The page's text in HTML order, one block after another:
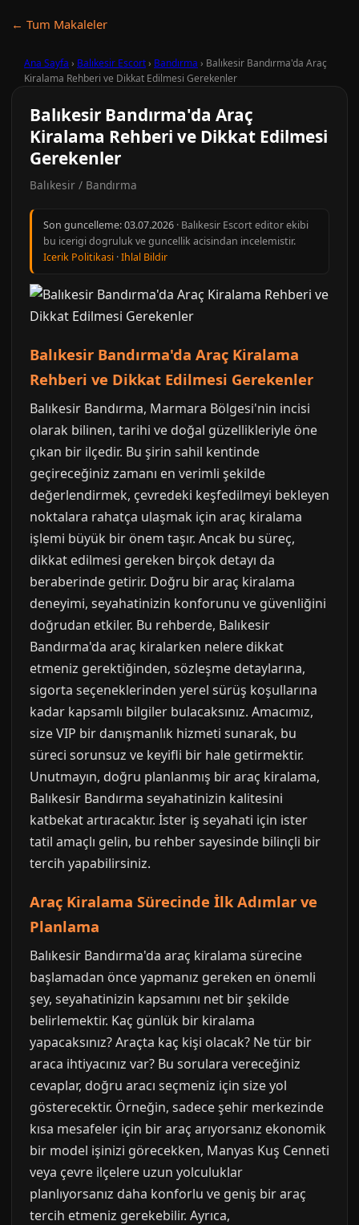
← Tum Makaleler
Ana Sayfa › Balıkesir Escort› Bandırma › Balıkesir Bandırma'da Araç
Kiralama Rehberi ve Dikkat Edilmesi Gerekenler
Balıkesir Bandırma'da Araç
Kiralama Rehberi ve Dikkat Edilmesi
Gerekenler
Balıkesir / Bandırma
Son guncelleme:03.07.2026 · Balıkesir Escort editor ekibi
bu icerigi dogruluk ve guncellik acisindan incelemistir.
Icerik Politikasi ·Ihlal Bildir
Balıkesir Bandırma'da Araç Kiralama
Rehberi ve Dikkat Edilmesi Gerekenler
Balıkesir Bandırma, Marmara Bölgesi'nin incisi
olarak bilinen, tarihi ve doğal güzellikleriyle öne
çıkan bir ilçedir. Bu şirin sahil kentinde
geçireceğiniz zamanı en verimli şekilde
değerlendirmek, çevredeki keşfedilmeyi bekleyen
noktalara rahatça ulaşmak için araç kiralama
işlemi büyük bir önem taşır. Ancak bu süreç,
dikkat edilmesi gereken birçok detayı da
beraberinde getirir. Doğru bir araç kiralama
deneyimi, seyahatinizin konforunu ve güvenliğini
doğrudan etkiler. Bu rehberde, Balıkesir
Bandırma'da araç kiralarken nelere dikkat
etmeniz gerektiğinden, sözleşme detaylarına,
sigorta seçeneklerinden yerel sürüş koşullarına
kadar kapsamlı bilgiler bulacaksınız. Amacımız,
size VIP bir danışmanlık hizmeti sunarak, bu
süreci sorunsuz ve keyifli bir hale getirmektir.
Unutmayın, doğru planlanmış bir araç kiralama,
Balıkesir Bandırma seyahatinizin kalitesini
katbekat artıracaktır. İster iş seyahati için ister
tatil amaçlı gelin, bu rehber sayesinde bilinçli bir
tercih yapabilirsiniz.
Araç Kiralama Sürecinde İlk Adımlar ve
Planlama
Balıkesir Bandırma'da araç kiralama sürecine
başlamadan önce yapmanız gereken en önemli
şey, seyahatinizin kapsamını net bir şekilde
belirlemektir. Kaç günlük bir kiralama
yapacaksınız? Araçta kaç kişi olacak? Ne tür bir
araca ihtiyacınız var? Bu sorulara vereceğiniz
cevaplar, doğru aracı seçmeniz için size yol
gösterecektir. Örneğin, sadece şehir merkezinde
kısa mesafeler için bir araç arıyorsanız ekonomik
bir model işinizi görecekken, Manyas Kuş Cenneti
veya çevre ilçelere uzun yolculuklar
planlıyorsanız daha konforlu ve geniş bir araç
tercih etmeniz gerekebilir. Ayrıca,